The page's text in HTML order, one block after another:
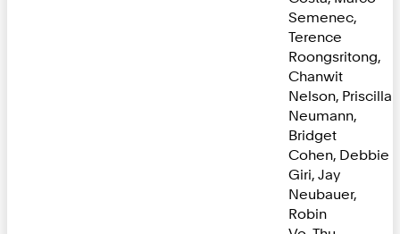
Semenec,
Terence
Roongsritong,
Chanwit
Nelson, Priscilla
Neumann,
Bridget
Cohen, Debbie
Giri, Jay
Neubauer,
Robin